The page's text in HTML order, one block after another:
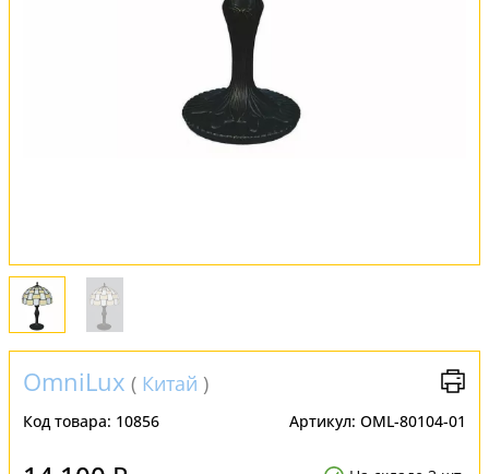
OmniLux ( Китай )
Код товара: 10856 Артикул: OML-80104-01